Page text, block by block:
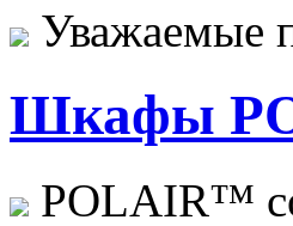
Шкафы
POLAIR™